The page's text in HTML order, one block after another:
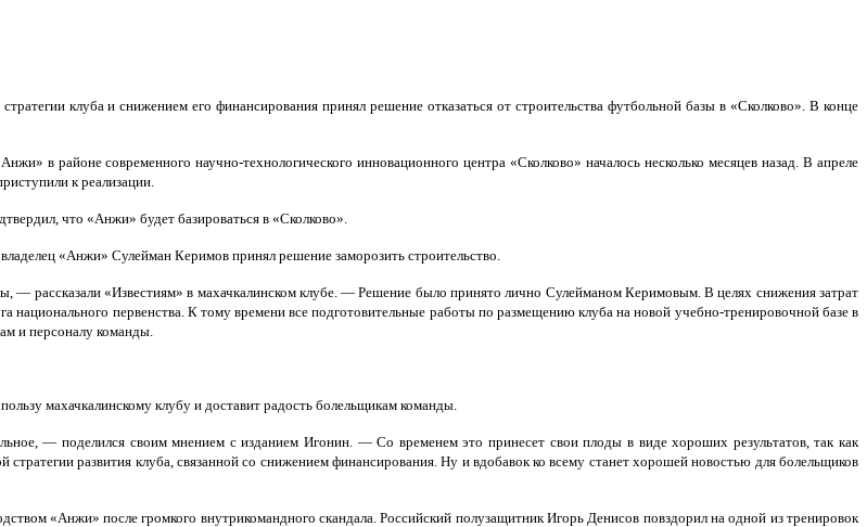
клуба и снижением его финансирования принял решение отказаться от строительства футбольной базы в «Сколково». В конце
в районе современного научно-технологического инновационного центра «Сколково» началось несколько месяцев назад. В апреле
к реализации.
что «Анжи» будет базироваться в «Сколково».
«Анжи» Сулейман Керимов принял решение заморозить строительство.
— рассказали «Известиям» в махачкалинском клубе. — Решение было принято лично Сулейманом Керимовым. В целях снижения затрат
национального первенства. К тому времени все подготовительные работы по размещению клуба на новой учебно-тренировочной базе в
и персоналу команды.
махачкалинскому клубу и доставит радость болельщикам команды.
— поделился своим мнением с изданием Игонин. — Со временем это принесет свои плоды в виде хороших результатов, так как
развития клуба, связанной со снижением финансирования. Ну и вдобавок ко всему станет хорошей новостью для болельщиков
«Анжи» после громкого внутрикомандного скандала. Российский полузащитник Игорь Денисов повздорил на одной из тренировок